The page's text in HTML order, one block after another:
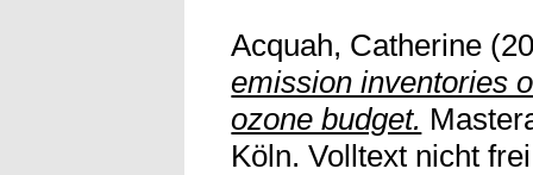
Acquah, Catherine
emission inventories
ozone budget.
Köln. Volltext nicht